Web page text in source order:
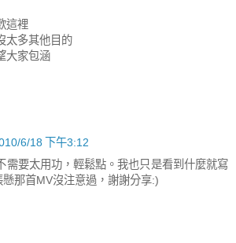
這裡
太多其他目的
大家包涵
6/18 下午3:12
需要太用功，輕鬆點。我也只是看到什麼就寫
那首MV沒注意過，謝謝分享:)